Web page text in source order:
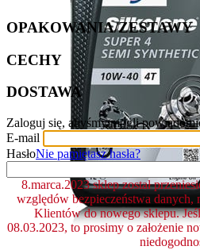
OPAKOWANIA/ZESTAWY
CECHY
DOSTAWA
Zaloguj się, abyśmy mogli
E-mail
HasłoNie pamiętasz hasła?
8.marca.2023 sklep został
względów bezpieczeństwa danych,
Klientów do nowego sklepu.
08.03.2023, to prosimy o założenie